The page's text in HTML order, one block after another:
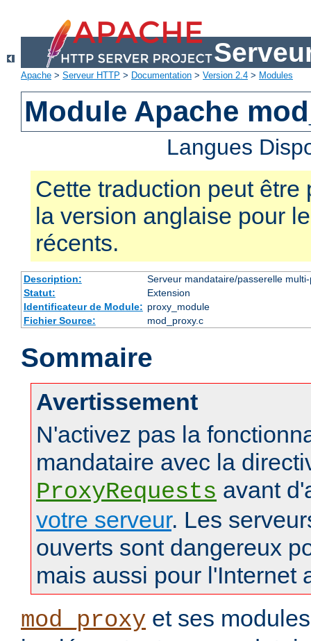
Apache > Serveur HTTP > Documentation > Version 2.4 > Modules
Module Apache
Langues
Cette traduction peut être
la version anglaise pour
récents.
Description:
Serveur mandataire/passerelle
Statut:
Extension
Identificateur de Module: proxy_module
Fichier Source:
mod_proxy.c
Sommaire
Avertissement
N'activez pas la
mandataire avec la
ProxyRequests avant
votre serveur. Les
ouverts sont dangereux
mais aussi pour l'Internet
mod_proxy et ses